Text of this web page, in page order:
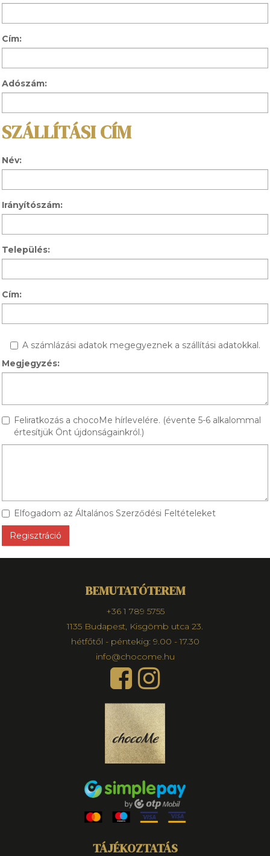
Cím:
Adószám:
SZÁLLÍTÁSI CÍM
Név:
Irányítószám:
Település:
Cím:
A számlázási adatok megegyeznek a szállítási adatokkal.
Megjegyzés:
Feliratkozás a chocoMe hírlevelére. (évente 5-6 alkalommal
értesítjük Önt újdonságainkról.)
Elfogadom az Általános Szerződési Feltételeket
Regisztráció
BEMUTATÓTEREM
+36 1 789 5755
1135 Budapest, Kisgömb utca 23.
hétfőtől - péntekig: 9.00 - 17.30
info@chocome.hu
TÁJÉKOZTATÁS